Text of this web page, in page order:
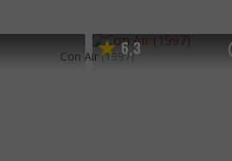
6,3
Con Air (1997)